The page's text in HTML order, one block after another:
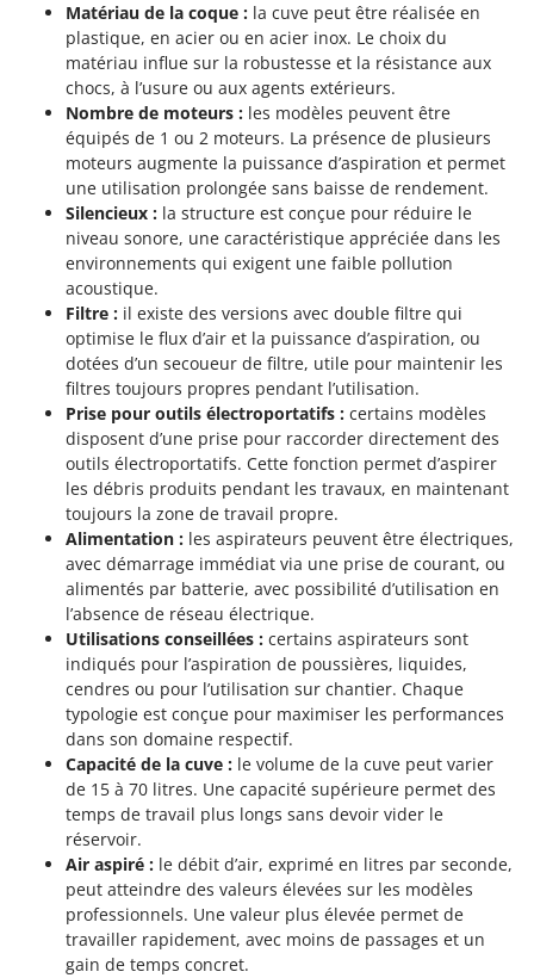
Matériau de la coque : la cuve peut être réalisée en
plastique, en acier ou en acier inox. Le choix du
matériau influe sur la robustesse et la résistance aux
chocs, à l’usure ou aux agents extérieurs.
Nombre de moteurs : les modèles peuvent être
équipés de 1 ou 2 moteurs. La présence de plusieurs
moteurs augmente la puissance d’aspiration et permet
une utilisation prolongée sans baisse de rendement.
Silencieux : la structure est conçue pour réduire le
niveau sonore, une caractéristique appréciée dans les
environnements qui exigent une faible pollution
acoustique.
Filtre : il existe des versions avec double filtre qui
optimise le flux d’air et la puissance d’aspiration, ou
dotées d’un secoueur de filtre, utile pour maintenir les
filtres toujours propres pendant l’utilisation.
Prise pour outils électroportatifs : certains modèles
disposent d’une prise pour raccorder directement des
outils électroportatifs. Cette fonction permet d’aspirer
les débris produits pendant les travaux, en maintenant
toujours la zone de travail propre.
Alimentation : les aspirateurs peuvent être électriques,
avec démarrage immédiat via une prise de courant, ou
alimentés par batterie, avec possibilité d’utilisation en
l’absence de réseau électrique.
Utilisations conseillées : certains aspirateurs sont
indiqués pour l’aspiration de poussières, liquides,
cendres ou pour l’utilisation sur chantier. Chaque
typologie est conçue pour maximiser les performances
dans son domaine respectif.
Capacité de la cuve : le volume de la cuve peut varier
de 15 à 70 litres. Une capacité supérieure permet des
temps de travail plus longs sans devoir vider le
réservoir.
Air aspiré : le débit d’air, exprimé en litres par seconde,
peut atteindre des valeurs élevées sur les modèles
professionnels. Une valeur plus élevée permet de
travailler rapidement, avec moins de passages et un
gain de temps concret.